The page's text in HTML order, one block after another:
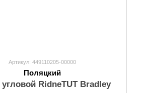
Артикул: 449110205-00000
Поляцкий
RidneTUT Bradley